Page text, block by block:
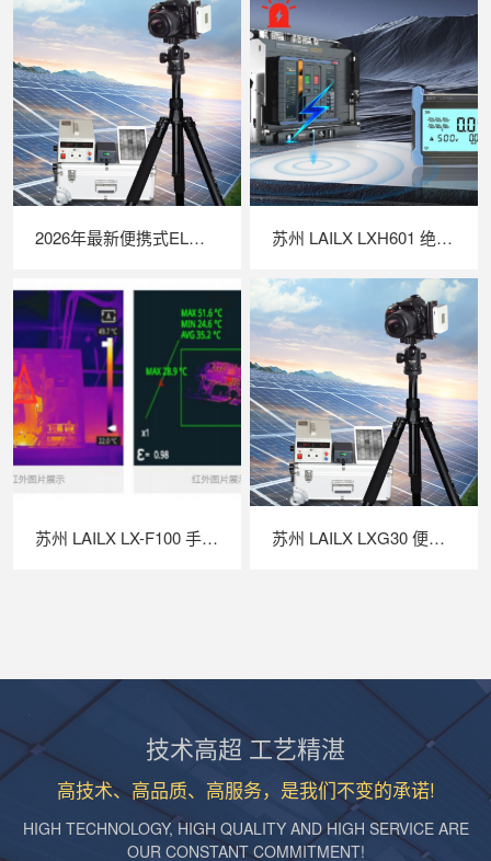
2026年最新便携式EL检测仪TOP推荐｜行业实力品牌深度测评 苏州 LAILX LXH601 绝缘接地综合测试仪 —— 一体化多功能集成，筑牢光伏电气安全防线
苏州 LAILX LX-F100 手持红外热成像仪 —— 高灵敏精准测温，赋能多场景智能检测 苏州 LAILX LXG30 便携式 EL 检测仪 —— 高清成像精准透视，守护光伏组件全生命周期安全
技术高超 工艺精湛
高技术、高品质、高服务，是我们不变的承诺!
HIGH TECHNOLOGY, HIGH QUALITY AND HIGH SERVICE ARE
OUR CONSTANT COMMITMENT!